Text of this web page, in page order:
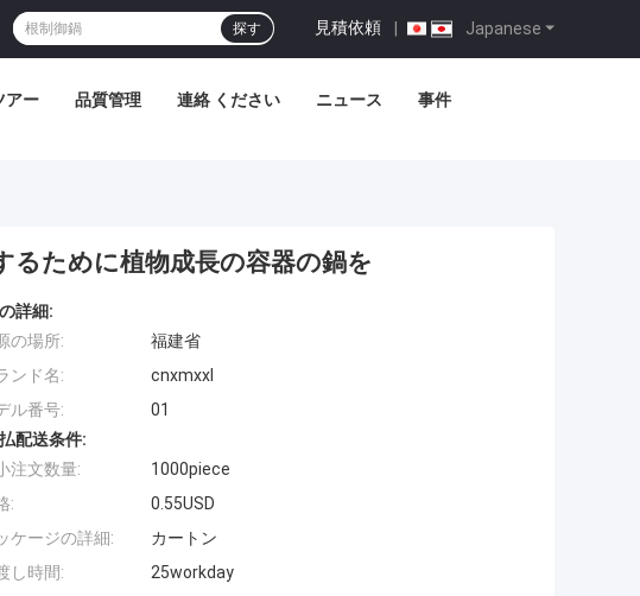
Japanese
見積依頼 |
探す
アー 品質管理 連絡 ください ニュース 事件
ために植物成長の容器の鍋を
詳細:
の場所:
福建省
ンド名:
cnxmxxl
ル番号:
01
配送条件:
注文数量:
1000piece
:
0.55USD
ケージの詳細:
カートン
し時間:
25workday